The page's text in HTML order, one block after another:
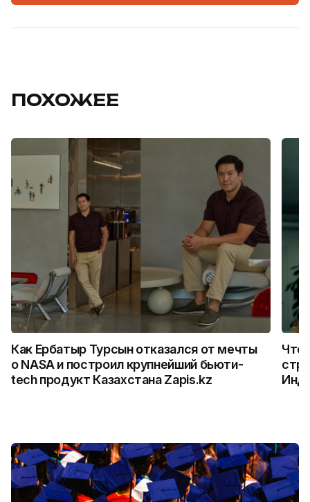
ПОХОЖЕЕ
Как Ербатыр Турсын отказался от мечты
о NASA и построил крупнейший бьюти-
tech продукт Казахстана Zapis.kz
Что